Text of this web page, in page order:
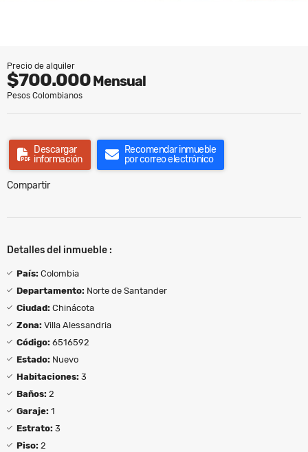
Precio de alquiler
$700.000Mensual
Pesos Colombianos
Descargar
información
Recomendar inmueble
por correo electrónico
Compartir
Detalles del inmueble :
País: Colombia
Departamento: Norte de Santander
Ciudad: Chinácota
Zona: Villa Alessandria
Código: 6516592
Estado: Nuevo
Habitaciones: 3
Baños: 2
Garaje: 1
Estrato: 3
Piso: 2